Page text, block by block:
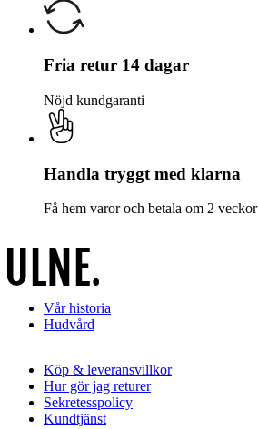
Fria retur 14 dagar
Nöjd kundgaranti
Handla tryggt med klarna
Få hem varor och betala om 2 veckor
Vår historia
Hudvård
Köp & leveransvillkor
Hur gör jag returer
Sekretesspolicy
Kundtjänst